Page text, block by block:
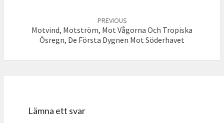
PREVIOUS
Motvind, Motström, Mot Vågorna Och Tropiska
Ösregn, De Första Dygnen Mot Söderhavet
Lämna ett svar